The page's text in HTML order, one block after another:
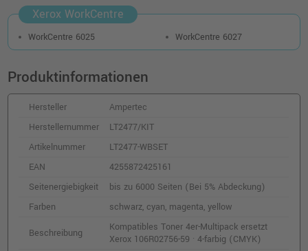
Xerox WorkCentre
WorkCentre 6025 WorkCentre 6027
Produktinformationen
Hersteller
Ampertec
Herstellernummer
LT2477/KIT
Artikelnummer
LT2477-WBSET
EAN
4255872425161
Seitenergiebigkeit
bis zu 6000 Seiten (Bei 5% Abdeckung)
Farben
schwarz, cyan, magenta, yellow
Beschreibung
Kompatibles Toner 4er-Multipack ersetzt
Xerox 106R02756-59 · 4-farbig (CMYK)